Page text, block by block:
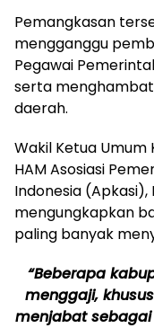
Pemangkasan
mengganggu
Pegawai
serta
daerah.
Wakil Ketua Umum
HAM Asosiasi
Indonesia
mengungkapkan
paling banyak
“Beberapa
menggaji,
menjabat sebagai